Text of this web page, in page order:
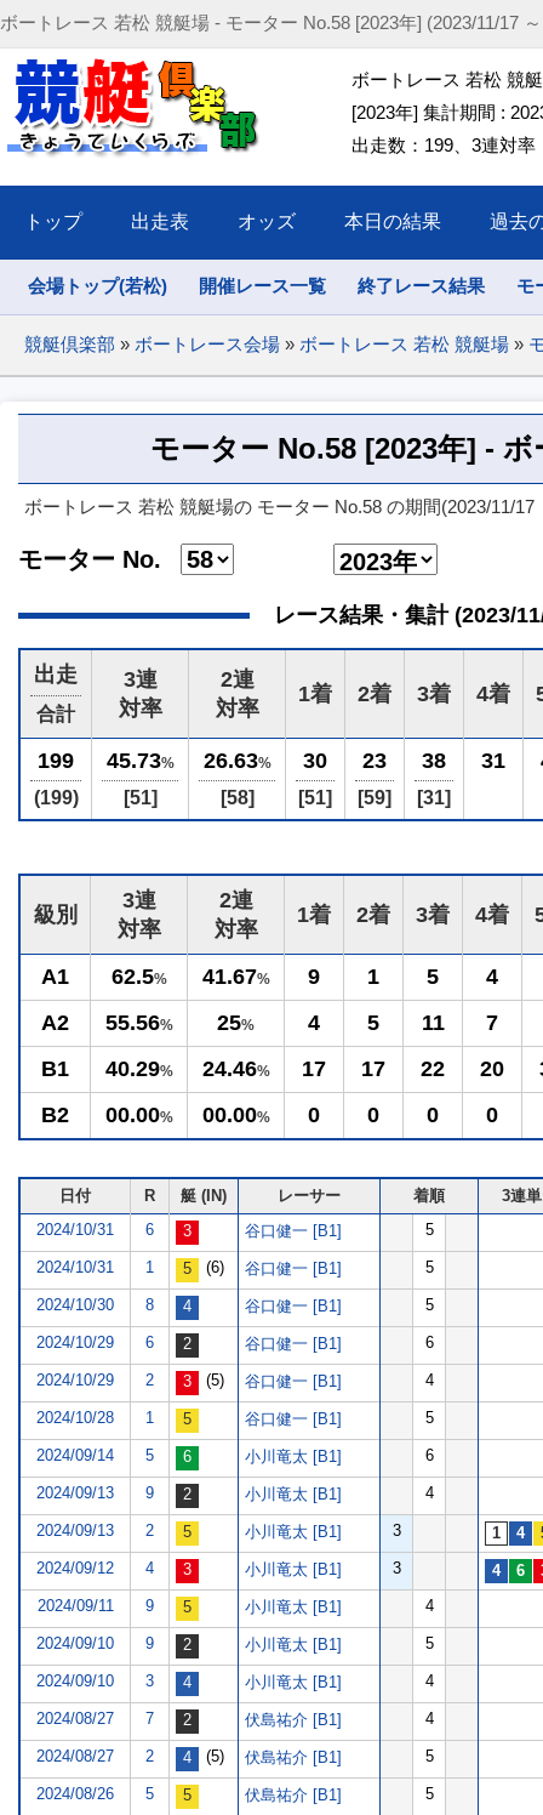
ボートレース 若松 競艇場 - モーター No.58 [2023年] (2023/11/17
ボートレース 若松 競
[2023年] 集計期間 :
出走数：199、3連対率
トップ 出走表 オッズ 本日の結果 過去
会場トップ(若松) 開催レース一覧 終了レース結果 モ
競艇倶楽部 » ボートレース会場 » ボートレース 若松 競艇場 »
モーター No.58 [2023年] -
ボートレース 若松 競艇場の モーター No.58 の期間(2023/11/
モーター No.
レース結果・集計 (2023/
出走
合計
3連
対率
2連
対率
1着 2着 3着 4着
199
(199)
45.73%
[51]
26.63%
[58]
30
[51]
23
[59]
38
[31]
31
級別
3連
対率
2連
対率
1着 2着 3着 4着
A1 62.5% 41.67% 9 1 5
4
A2
55.56% 25% 4 5 11
7
B1
40.29% 24.46% 17 17 22 20
B2
00.00% 00.00% 0 0 0 0
日付 R 艇 (IN) レーサー 着順
3連単
2024/10/31
6 谷口健一 [B1] 5
2024/10/31 1 (6) 谷口健一 [B1] 5
2024/10/30 8 谷口健一 [B1] 5
2024/10/29 6 谷口健一 [B1] 6
2024/10/29 2 (5) 谷口健一 [B1] 4
2024/10/28 1 谷口健一 [B1] 5
2024/09/14 5 小川竜太 [B1] 6
2024/09/13 9 小川竜太 [B1] 4
2024/09/13 2 小川竜太 [B1] 3
2024/09/12 4 小川竜太 [B1] 3
2024/09/11 9 小川竜太 [B1] 4
2024/09/10 9 小川竜太 [B1] 5
2024/09/10 3 小川竜太 [B1] 4
2024/08/27 7 伏島祐介 [B1] 4
2024/08/27 2 (5) 伏島祐介 [B1] 5
2024/08/26 5 伏島祐介 [B1] 5